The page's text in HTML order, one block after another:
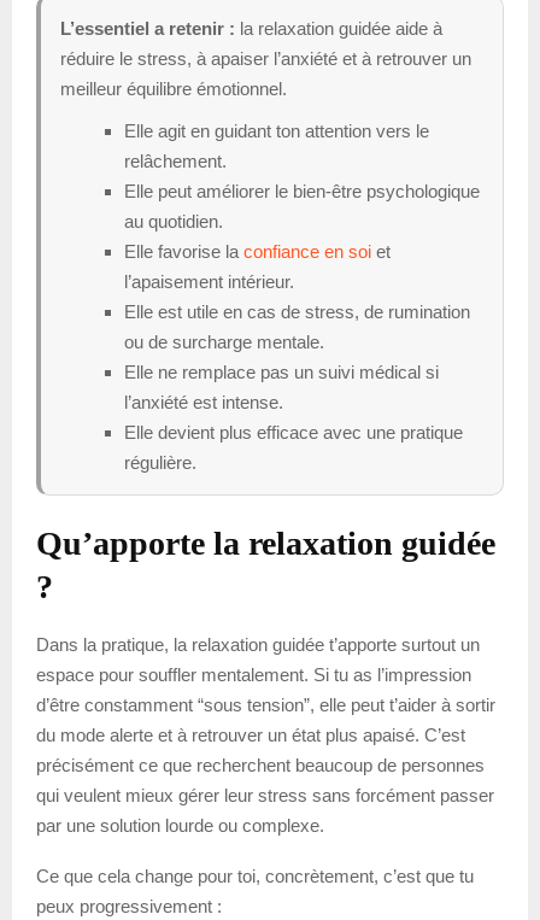
L’essentiel a retenir : la relaxation guidée aide à
réduire le stress, à apaiser l’anxiété et à retrouver un
meilleur équilibre émotionnel.
Elle agit en guidant ton attention vers le
relâchement.
Elle peut améliorer le bien-être psychologique
au quotidien.
Elle favorise la confiance en soi et
l’apaisement intérieur.
Elle est utile en cas de stress, de rumination
ou de surcharge mentale.
Elle ne remplace pas un suivi médical si
l’anxiété est intense.
Elle devient plus efficace avec une pratique
régulière.
Qu’apporte la relaxation guidée
?
Dans la pratique, la relaxation guidée t’apporte surtout un
espace pour souffler mentalement. Si tu as l’impression
d’être constamment “sous tension”, elle peut t’aider à sortir
du mode alerte et à retrouver un état plus apaisé. C’est
précisément ce que recherchent beaucoup de personnes
qui veulent mieux gérer leur stress sans forcément passer
par une solution lourde ou complexe.
Ce que cela change pour toi, concrètement, c’est que tu
peux progressivement :